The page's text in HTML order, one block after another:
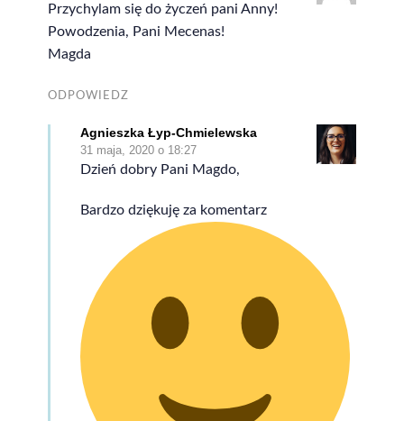
Przychylam się do życzeń pani Anny!
Powodzenia, Pani Mecenas!
Magda
ODPOWIEDZ
Agnieszka Łyp-Chmielewska
31 maja, 2020 o 18:27
Dzień dobry Pani Magdo,
Bardzo dziękuję za komentarz